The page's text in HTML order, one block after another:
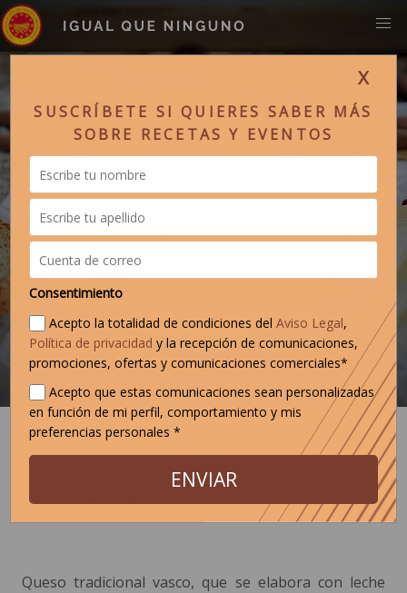
IDIAZABAL DOP
Queso tradicional vasco, que se elabora con leche
X
SUSCRÍBETE SI QUIERES SABER MÁS
SOBRE RECETAS Y EVENTOS
Consentimiento
Acepto la totalidad de condiciones delAviso Legal,
Política de privacidad y la recepción de comunicaciones,
promociones, ofertas y comunicaciones comerciales*
Acepto que estas comunicaciones sean personalizadas
en función de mi perfil, comportamiento y mis
preferencias personales *
ENVIAR